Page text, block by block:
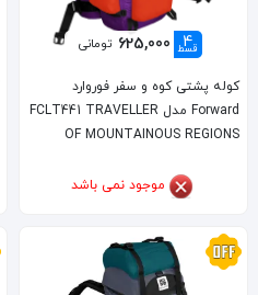
4
قسط 625,000 تومانی
کوله پشتی کوه و سفر فوروارد
Forward مدل FCLT441 TRAVELLER
OF MOUNTAINOUS REGIONS
موجود نمی باشد